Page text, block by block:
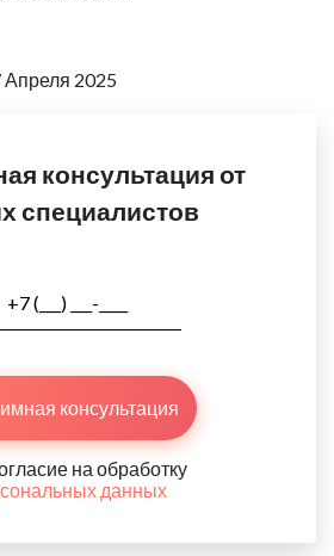
Апреля 2025
консультация от
специалистов
консультация
на обработку
данных